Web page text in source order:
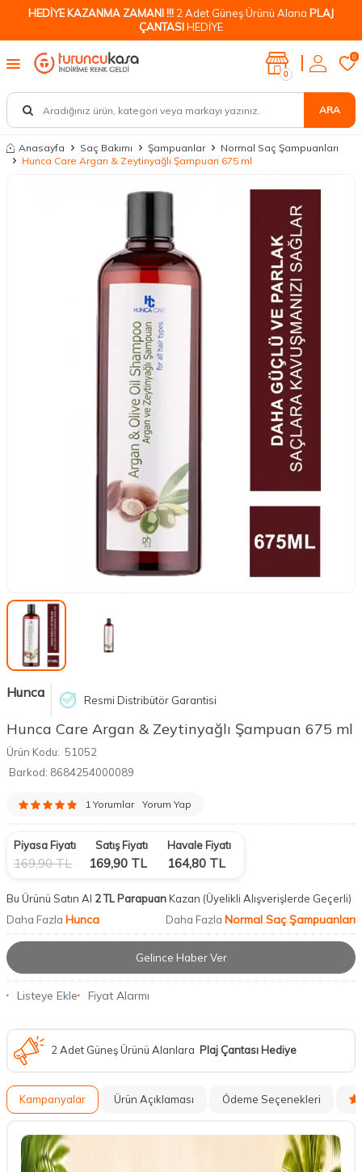
HEDİYE KAZANMA ZAMANI !!! 2 Adet Güneş Ürünü Alana PLAJ
ÇANTASIHEDİYE
ARA
0
0
Anasayfa Saç Bakımı Şampuanlar
Normal Saç Şampuanları
Hunca Care Argan & Zeytinyağlı Şampuan 675 ml
Hunca Resmi Distribütör Garantisi
Hunca Care Argan & Zeytinyağlı Şampuan 675 ml
Ürün Kodu: 51052
Barkod: 8684254000089
1 Yorumlar Yorum Yap
Piyasa Fiyatı
169,90TL
Satış Fiyatı
169,90 TL
Havale Fiyatı
164,80 TL
Bu Ürünü Satın Al 2 TL ParapuanKazan (Üyelikli Alışverişlerde Geçerli)
Daha Fazla Hunca Daha Fazla Normal Saç Şampuanları
Gelince Haber Ver
Listeye Ekle Fiyat Alarmı
2 Adet Güneş Ürünü Alanlara Plaj Çantası Hediye
Kampanyalar Ürün Açıklaması Ödeme Seçenekleri